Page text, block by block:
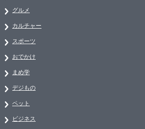
グルメ
カルチャー
スポーツ
おでかけ
まめ学
デジもの
ペット
ビジネス